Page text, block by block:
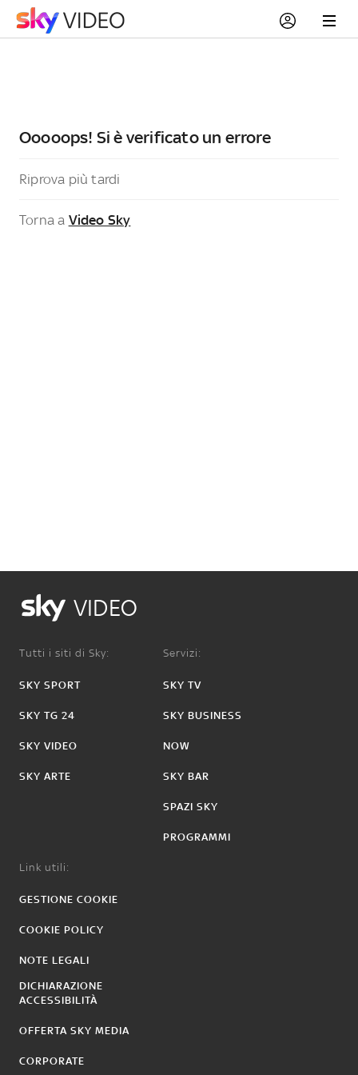
Ooooops! Si è verificato un errore
Riprova più tardi
Torna a Video Sky
VIDEO
Tutti i siti di Sky:
SKY SPORT
SKY TG 24
SKY VIDEO
SKY ARTE
Servizi:
SKY TV
SKY BUSINESS
NOW
SKY BAR
SPAZI SKY
PROGRAMMI
Link utili:
GESTIONE COOKIE
COOKIE POLICY
NOTE LEGALI
DICHIARAZIONE
ACCESSIBILITÀ
OFFERTA SKY MEDIA
CORPORATE